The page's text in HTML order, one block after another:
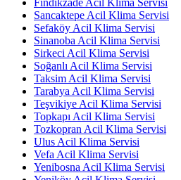
Fındıkzade Acil Klima Servisi
Sancaktepe Acil Klima Servisi
Sefaköy Acil Klima Servisi
Sinanoba Acil Klima Servisi
Sirkeci Acil Klima Servisi
Soğanlı Acil Klima Servisi
Taksim Acil Klima Servisi
Tarabya Acil Klima Servisi
Teşvikiye Acil Klima Servisi
Topkapı Acil Klima Servisi
Tozkopran Acil Klima Servisi
Ulus Acil Klima Servisi
Vefa Acil Klima Servisi
Yenibosna Acil Klima Servisi